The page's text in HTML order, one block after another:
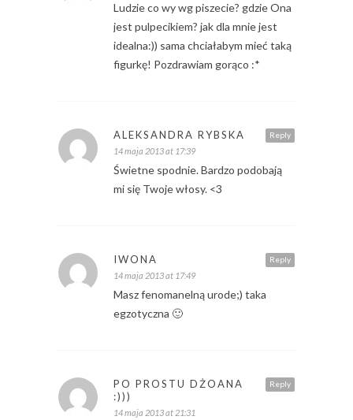
Ludzie co wy wg piszecie? gdzie Ona
jest pulpecikiem? jak dla mnie jest
idealna:)) sama chciałabym mieć taką
figurkę! Pozdrawiam gorąco :*
Reply
ALEKSANDRA RYBSKA
14 maja 2013 at 17:39
Świetne spodnie. Bardzo podobają
mi się Twoje włosy. <3
Reply
IWONA
14 maja 2013 at 17:49
Masz fenomanelną urode;) taka
egzotyczna 🙂
Reply
PO PROSTU DŻOANA
:)))
14 maja 2013 at 21:31